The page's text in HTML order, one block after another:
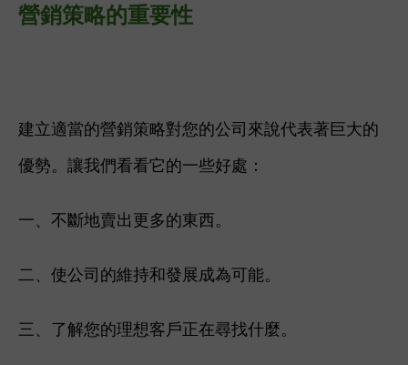
營銷策略的重要性
建立適當的營銷策略對您的公司來說代表著巨大的
優勢。讓我們看看它的一些好處：
一、不斷地賣出更多的東西。
二、使公司的維持和發展成為可能。
三、了解您的理想客戶正在尋找什麼。